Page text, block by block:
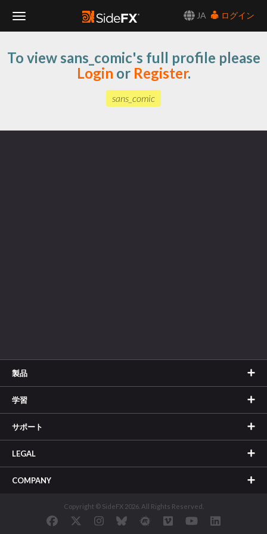
JA
ログイン
Navigation
To view sans_comic's full profile please
Login or Register.
sans_comic
製品
学習
サポート
LEGAL
COMPANY
Copyright © SideFX 2026. All Rights Reserved.